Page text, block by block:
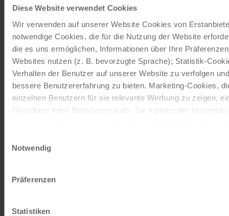
Diese Website verwendet Cookies
Wir verwenden auf unserer Website Cookies von
notwendige Cookies, die für die Nutzung der Website
die es uns ermöglichen, Informationen über Ihre
Websites nutzen (z. B. bevorzugte Sprache); Statistik-
Verhalten der Benutzer auf unserer Website zu verfolgen
bessere Benutzererfahrung zu bieten. Marketing-Cookies,
einzelnen Benutzern für sie relevante Werbung zu zeigen,
Grundlage Ihres Browserverlaufs. Sie können der
Impressum
Notwendig
Präferenzen
Statistiken